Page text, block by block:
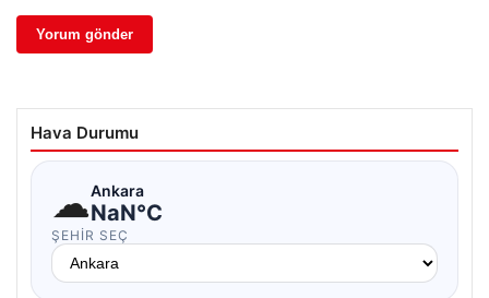
Hava Durumu
☁Ankara
NaN°C
ŞEHIR SEÇ